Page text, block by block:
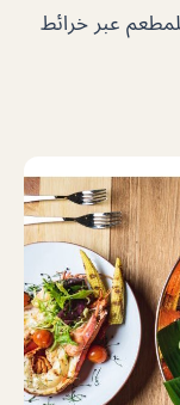
عبر خرائط